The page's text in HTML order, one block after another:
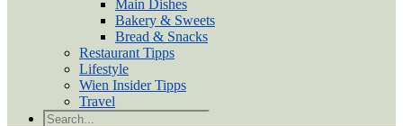
Main Dishes
Bakery & Sweets
Bread & Snacks
Restaurant Tipps
Lifestyle
Wien Insider Tipps
Travel